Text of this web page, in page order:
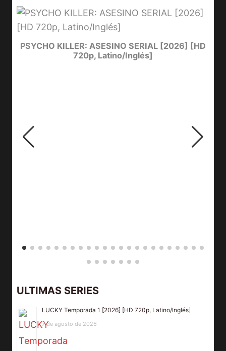
PSYCHO KILLER: ASESINO SERIAL [2026] [HD
720p, Latino/Inglés]
ULTIMAS SERIES
LUCKY Temporada 1 [2026] [HD 720p, Latino/Inglés]
7 de agosto de 2026